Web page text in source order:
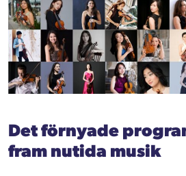
Det förnyade
fram nutida musik